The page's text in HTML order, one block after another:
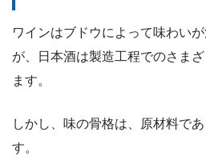
ワインはブドウによって味わい
が、日本酒は製造工程でのさま
ます。
しかし、味の骨格は、原材料で
す。